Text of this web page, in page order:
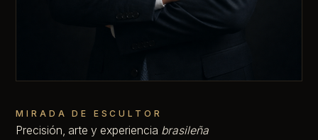
MIRADA DE ESCULTOR
Precisión, arte y experiencia brasileña